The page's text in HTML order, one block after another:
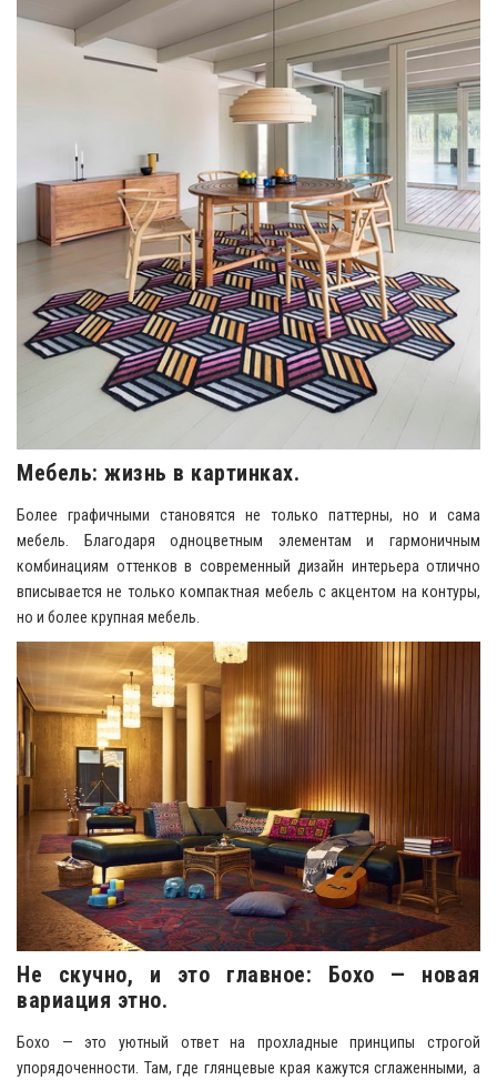
Мебель: жизнь в картинках.
Более графичными становятся не только паттерны, но и сама
мебель. Благодаря одноцветным элементам и гармоничным
комбинациям оттенков в современный дизайн интерьера отлично
вписывается не только компактная мебель с акцентом на контуры,
но и более крупная мебель.
Не скучно, и это главное: Бохо — новая
вариация этно.
Бохо — это уютный ответ на прохладные принципы строгой
упорядоченности. Там, где глянцевые края кажутся сглаженными, а